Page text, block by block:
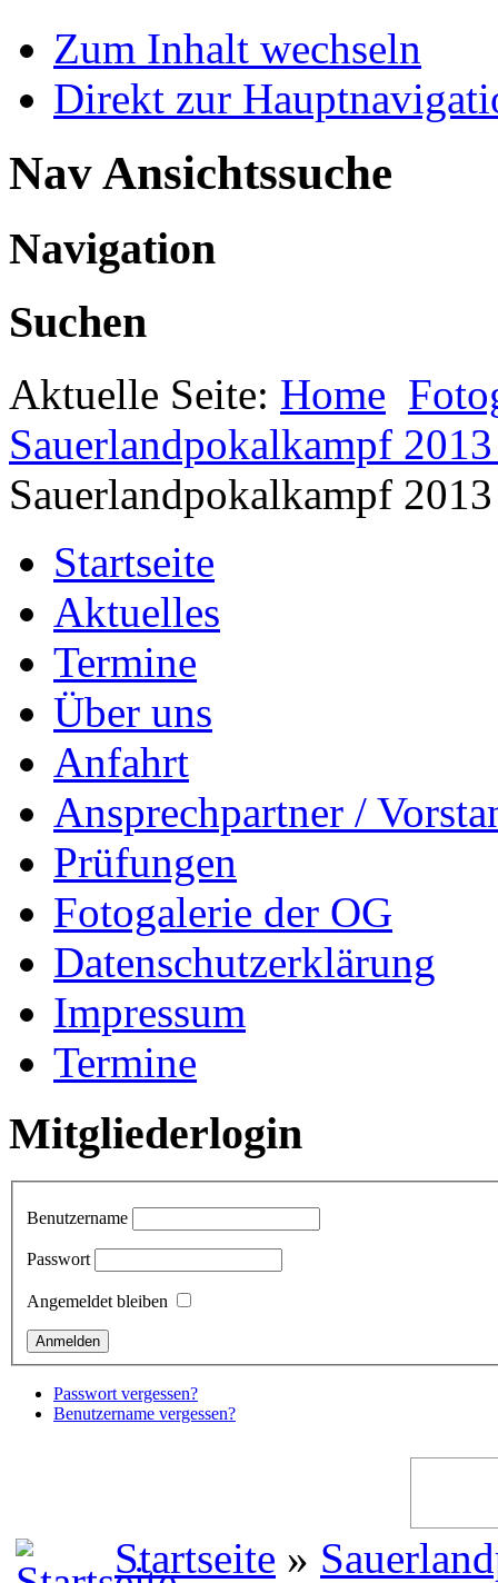
Zum Inhalt wechseln
Direkt zur
Nav Ansichtssuche
Navigation
Suchen
Aktuelle Seite: Home
Sauerlandpokalkampf
Sauerlandpokalkampf
Startseite
Aktuelles
Termine
Über uns
Anfahrt
Ansprechpartner /
Prüfungen
Fotogalerie der OG
Datenschutzerklärung
Impressum
Termine
Mitgliederlogin
Benutzername
Passwort
Angemeldet bleiben
Passwort vergessen?
Benutzername vergessen?
Startseite »